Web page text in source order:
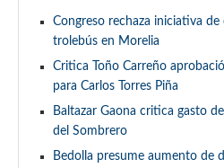
Congreso rechaza iniciativa
trolebús en Morelia
Critica Toño Carreño
para Carlos Torres Piña
Baltazar Gaona critica gasto
del Sombrero
Bedolla presume aumento de